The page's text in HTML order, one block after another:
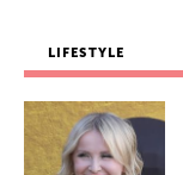
LIFESTYLE